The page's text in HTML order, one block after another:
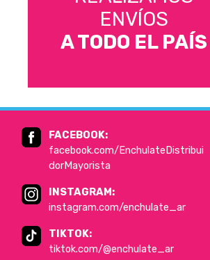
ENVÍOS
A TODO EL PAÍS
FACEBOOK:
facebook.com/EnchulateDistribui
dorMayorista
INSTAGRAM:
instagram.com/enchulate_ar
TIKTOK:
tiktok.com/@enchulate_ar